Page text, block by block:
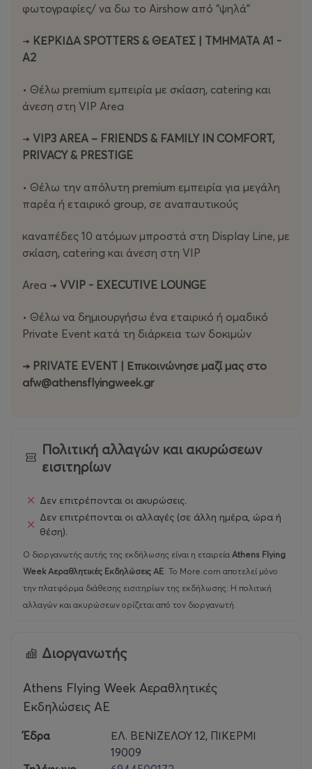
φωτογραφίες/ να δω το Airshow από “ψηλά”
→ ΚΕΡΚΙΔΑ SPOTTERS & ΘΕΑΤΕΣ | ΤΜΗΜΑΤΑ A1 -
A2
• Θέλω premium εµπειρία µε σκίαση, catering και
άνεση στη VIP Area
→ VIP3 AREA – FRIENDS & FAMILY IN COMFORT,
PRIVACY & PRESTIGE
• Θέλω την απόλυτη premium εµπειρία για µεγάλη
παρέα ή εταιρικό group, σε αναπαυτικούς
καναπέδες 10 ατόµων µπροστά στη Display Line, µε
σκίαση, catering και άνεση στη VIP
Area → VVIP - EXECUTIVE LOUNGE
• Θέλω να δηµιουργήσω ένα εταιρικό ή οµαδικό
Private Event κατά τη διάρκεια των δοκιµών
→ PRIVATE EVENT | Επικοινώνησε µαζί µας στο
afw@athensflyingweek.gr
Πολιτική αλλαγών και ακυρώσεων
εισιτηρίων
Δεν επιτρέπονται οι ακυρώσεις.
Δεν επιτρέπονται οι αλλαγές (σε άλλη ημέρα, ώρα ή
θέση).
Ο διοργανωτής αυτής της εκδήλωσης είναι η εταιρεία Athens Flying
Week Αεραθλητικές Εκδηλώσεις ΑΕ. Το More.com αποτελεί μόνο
την πλατφόρμα διάθεσης εισιτηρίων της εκδήλωσης. Η πολιτική
αλλαγών και ακυρώσεων ορίζεται από τον διοργανωτή.
Διοργανωτής
Athens Flying Week Αεραθλητικές
Εκδηλώσεις ΑΕ
Έδρα
ΕΛ. ΒΕΝΙΖΕΛΟΥ 12, ΠΙΚΕΡΜΙ
19009